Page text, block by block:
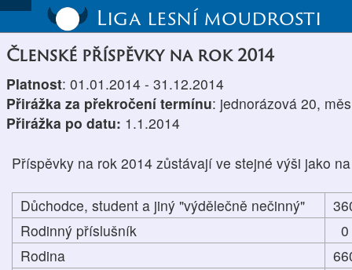
Liga lesní moudrosti
Členské příspěvky na rok 2014
Platnost: 01.01.2014 - 31.12.2014
Přirážka za překročení termínu: jednorázová 20,
Přirážka po datu: 1.1.2014
Příspěvky na rok 2014 zůstávají ve stejné výši jako
Důchodce, student a jiný "výdělečně nečinný"
Rodinný příslušník
0
Rodina